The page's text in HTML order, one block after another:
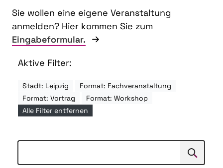
Sie wollen eine eigene Veranstaltung
anmelden? Hier kommen Sie zum
Eingabeformular.
Aktive Filter:
Stadt: Leipzig
Format: Fachveranstaltung
Format: Vortrag
Format: Workshop
Alle Filter entfernen
Suchen